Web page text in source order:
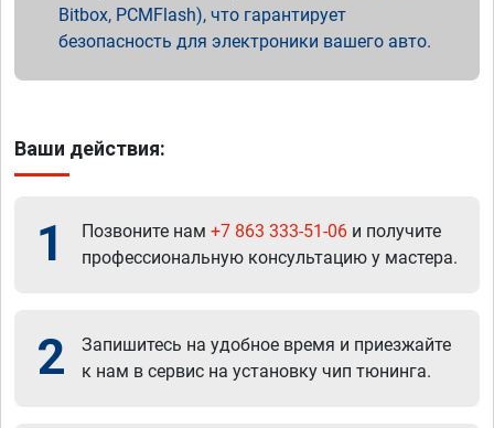
Bitbox, PCMFlash), что гарантирует
безопасность для электроники вашего авто.
Ваши действия:
1 Позвоните нам +7 863 333-51-06 и получите
профессиональную консультацию у мастера.
2
Запишитесь на удобное время и приезжайте
к нам в сервис на установку чип тюнинга.